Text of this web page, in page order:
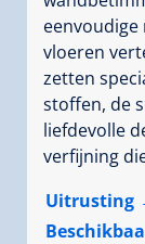
vloeren
zetten
stoffen, de
liefdevolle
verfijning
Uitrusting